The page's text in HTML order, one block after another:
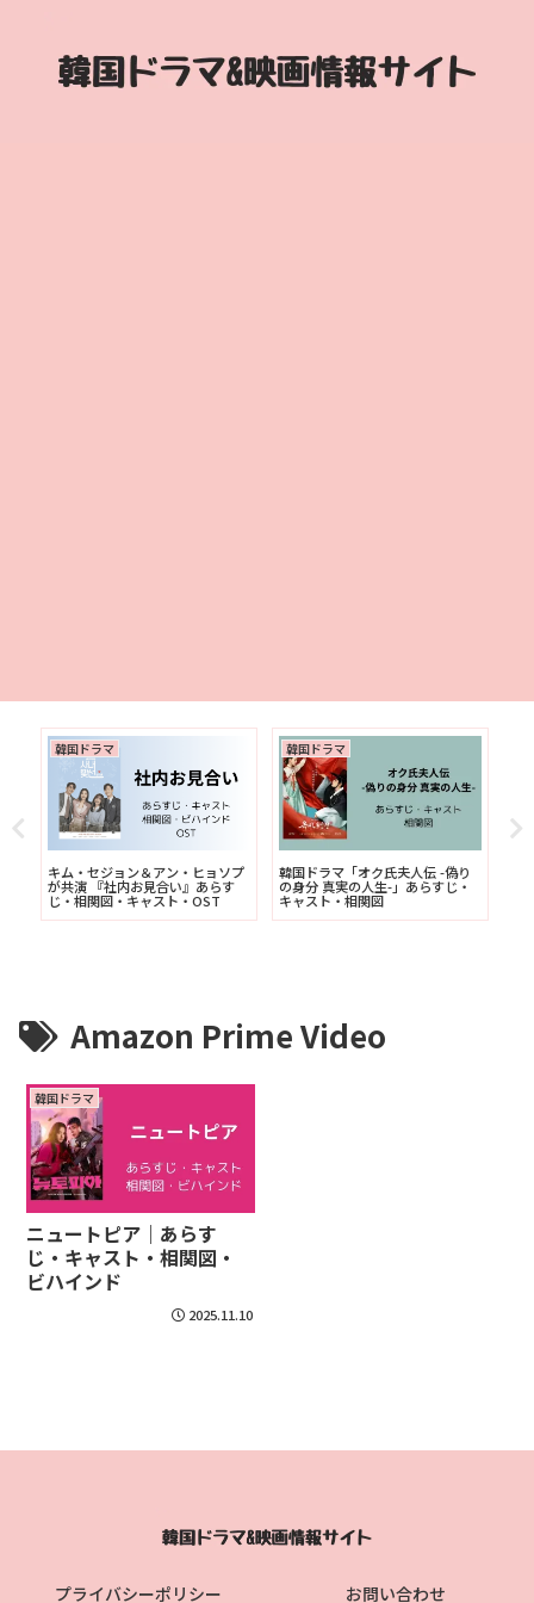
ョン＆アン・ヒョソプ
内お見合い』あらす
・キャスト・OST
韓国ドラマ「オク氏夫人伝 -偽り
の身分 真実の人生-」あらすじ・
キャスト・相関図
韓国ドラマ「寄生獣
｜あらすじ・相関図
Amazon Prime Video
韓国ドラマ
ニュートピア｜あらす
じ・キャスト・相関図・
ビハインド
2025.11.10
プライバシーポリシー お問い合わせ